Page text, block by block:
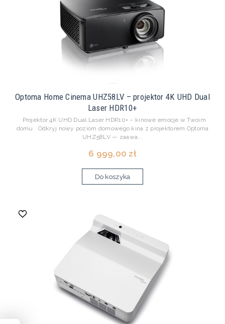
Optoma Home Cinema UHZ58LV – projektor 4K UHD Dual
Laser HDR10+
Projektor 4K UHD Dual Laser HDR10+ – kinowe emocje w Twoim
domu Odkryj nowy poziom domowego kina z projektorem Optoma
UHZ58LV — zaawa...
6 999,00 zł
Do koszyka